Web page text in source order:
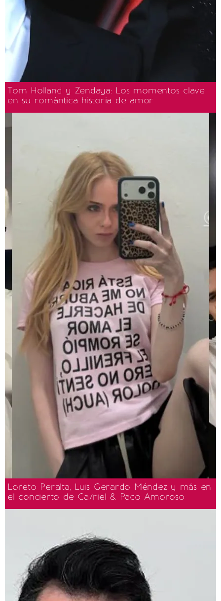
Tom Holland y Zendaya: Los momentos clave
en su romántica historia de amor
Loreto Peralta, Luis Gerardo Méndez y más en
el concierto de Ca7riel & Paco Amoroso